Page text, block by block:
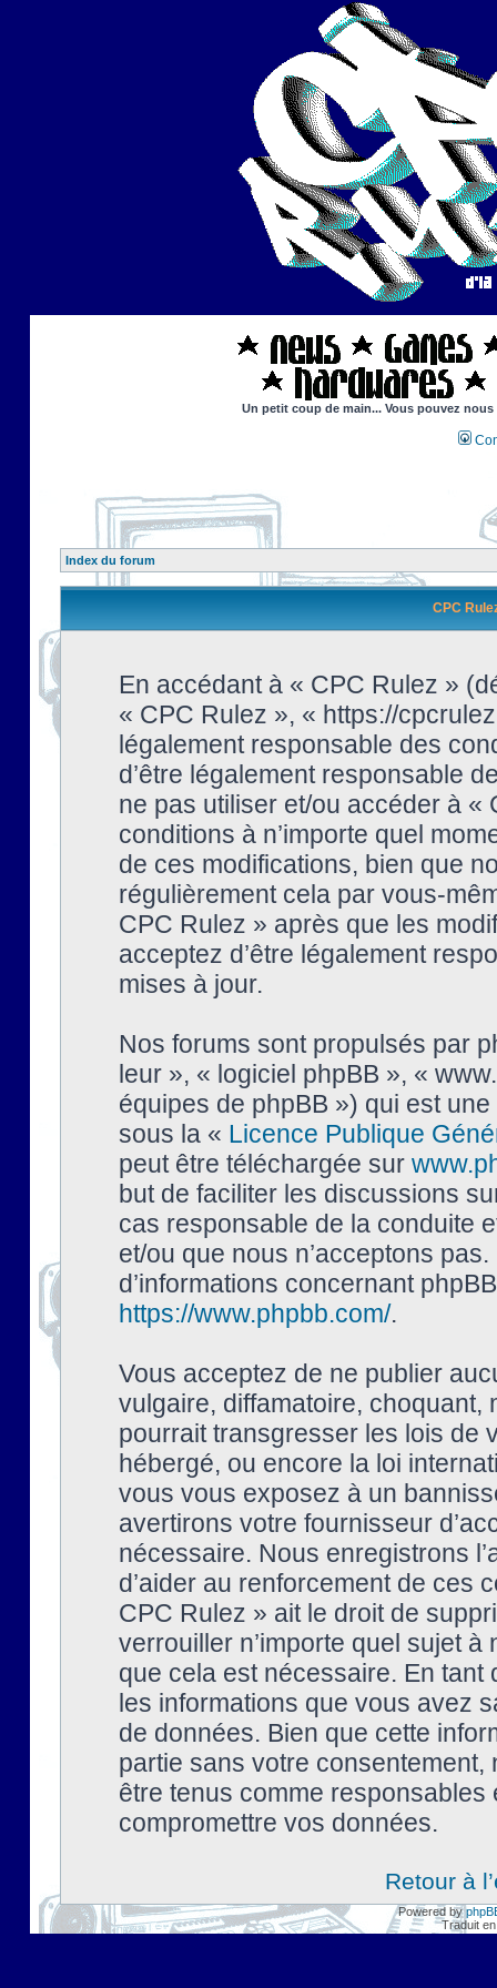
Un petit coup de main... Vous pouvez
Index du forum
CPC
En accédant à « CPC Rulez »
« CPC Rulez », « https://
légalement responsable des
d’être légalement responsable
ne pas utiliser et/ou accéder à
conditions à n’importe quel
de ces modifications, bien que
régulièrement cela par vous-
CPC Rulez » après que les
acceptez d’être légalement
mises à jour.
Nos forums sont propulsés par
leur », « logiciel phpBB », «
équipes de phpBB ») qui est
sous la « Licence Publique
peut être téléchargée sur
but de faciliter les discussions
cas responsable de la conduite
et/ou que nous n’acceptons
d’informations concernant
https://www.phpbb.com/.
Vous acceptez de ne publier
vulgaire, diffamatoire, choquant,
pourrait transgresser les lois de
hébergé, ou encore la loi
vous vous exposez à un
avertirons votre fournisseur
nécessaire. Nous enregistrons
d’aider au renforcement de ces
CPC Rulez » ait le droit de
verrouiller n’importe quel sujet à
que cela est nécessaire. En tant
les informations que vous avez
de données. Bien que cette
partie sans votre
être tenus comme
compromettre vos données.
Retour à
Powered by
Traduit